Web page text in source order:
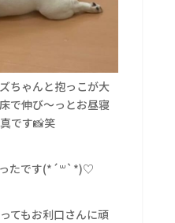
ちゃんと抱っこが大
で伸び～っとお昼寝
です📸笑
たです(*´꒳`*)♡
てもお利口さんに頑